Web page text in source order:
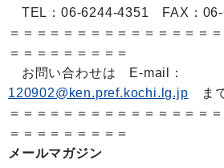
TEL：06-6244-4351 FAX：
＝＝＝＝＝＝＝＝＝＝＝＝＝＝＝
＝＝＝＝＝＝＝＝＝
お問い合わせは E-mail：
120902@ken.pref.kochi.lg.jp ま
＝＝＝＝＝＝＝＝＝＝＝＝＝＝＝
＝＝＝＝＝＝＝＝＝
メールマガジン